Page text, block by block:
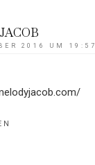
2016 UM 19:57